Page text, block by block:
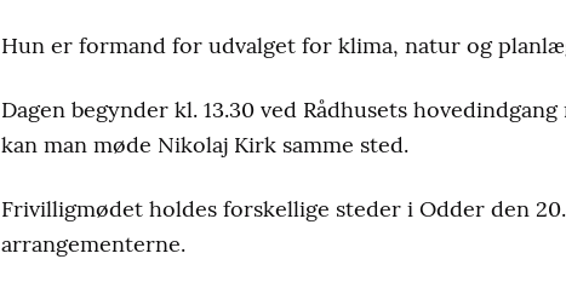
Hun er formand for udvalget for klima, natur og
Dagen begynder kl. 13.30 ved Rådhusets
kan man møde Nikolaj Kirk samme sted.
Frivilligmødet holdes forskellige steder i Odder den
arrangementerne.